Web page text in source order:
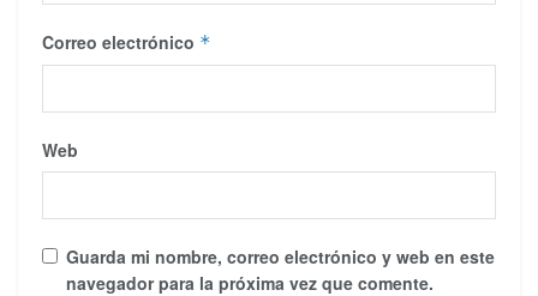
Correo electrónico *
Web
Guarda mi nombre, correo electrónico y web en este
navegador para la próxima vez que comente.